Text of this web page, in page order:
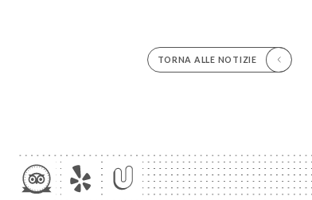
TORNA ALLE NOTIZIE